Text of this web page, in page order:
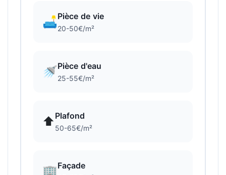
🛋️Pièce de vie
20-50€/m²
🚿Pièce d'eau
25-55€/m²
⬆️ Plafond
50-65€/m²
🏢Façade